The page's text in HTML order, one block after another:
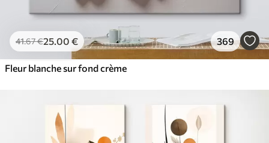
41.67€25.00 € 369
Fleur blanche sur fond crème